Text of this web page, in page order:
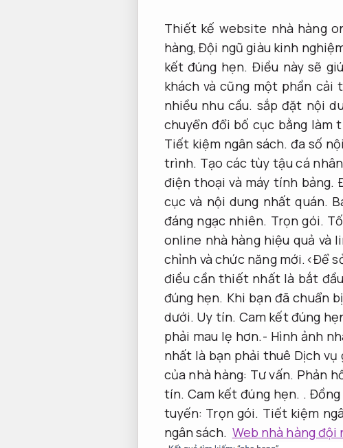
Thiết kế website nhà hàng
hàng,Đội ngũ giàu kinh
kết đúng hẹn. Điều này sẽ
khách và cũng một phần
nhiều nhu cầu. sắp đặt nội
chuyển đổi bố cục bằng làm
Tiết kiệm ngân sách. đa số
trình. Tạo các tùy tậu cá
điện thoại và máy tính bảng.
cục và nội dung nhất quán.
đáng ngạc nhiên. Trọn gói.
online nhà hàng hiệu quả và
chỉnh và chức năng mới.<Để
điều cần thiết nhất là bắt
đúng hẹn. Khi bạn đã chuẩn
dưới. Uy tín. Cam kết đúng
phải mau lẹ hơn.- Hình ảnh
nhất là bạn phải thuê Dịch
của nhà hàng: Tư vấn. Phản
tín. Cam kết đúng hẹn. .Đồng
tuyến: Trọn gói. Tiết kiệm
ngân sách. Web nhà hàng đội